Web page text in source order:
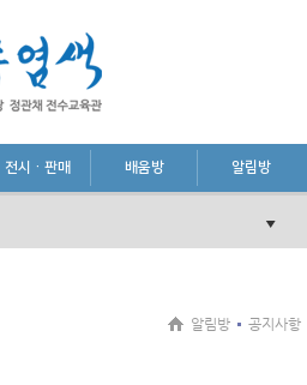
전시·판매 배움방 알림방
알림방 공지사항